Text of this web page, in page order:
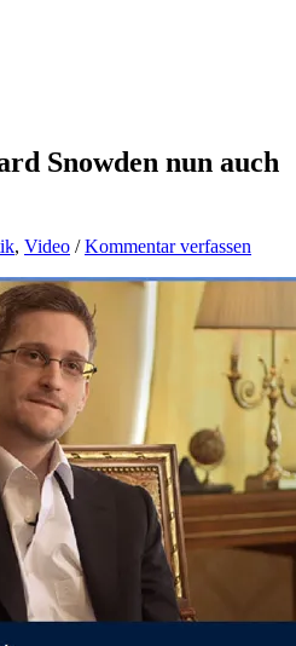
Snowden nun auch
, Video /Kommentar verfassen